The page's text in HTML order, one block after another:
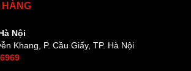
HÀNG
Nội
Khang, P. Cầu Giấy, TP. Hà Nội